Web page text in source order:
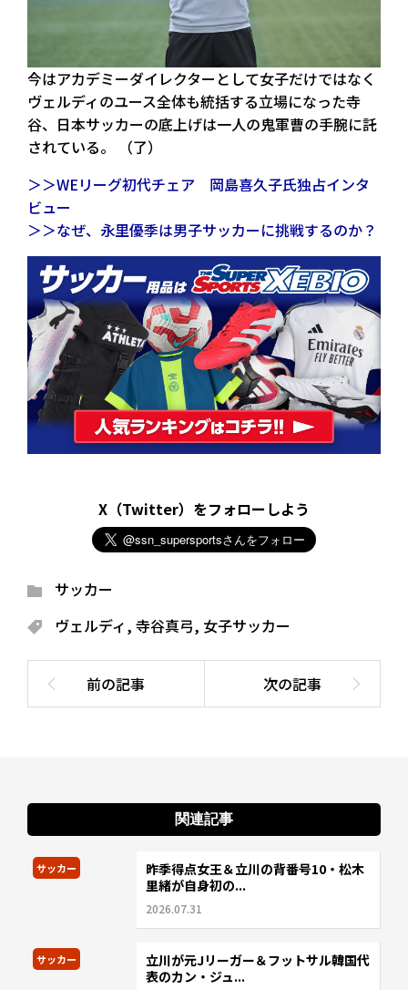
今はアカデミーダイレクターとして女子だけではなく
ヴェルディのユース全体も統括する立場になった寺
谷、日本サッカーの底上げは一人の鬼軍曹の手腕に託
されている。 （了）
＞＞WEリーグ初代チェア 岡島喜久子氏独占インタ
ビュー
＞＞なぜ、永里優季は男子サッカーに挑戦するのか？
X（Twitter）をフォローしよう
サッカー
ヴェルディ, 寺谷真弓, 女子サッカー
関連記事
サッカー
昨季得点女王＆立川の背番号10・松木
里緒が自身初の...
2026.07.31
サッカー
立川が元Jリーガー＆フットサル韓国代
表のカン・ジュ...